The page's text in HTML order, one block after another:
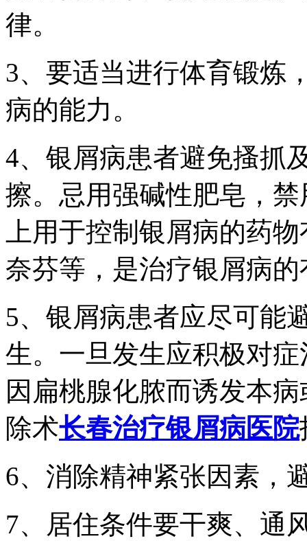
律。
3、要适当进行体育锻炼
病的能力。
4、银屑病患者避免搔抓
擦。忌用强碱性肥皂，
上用于控制银屑病的药
奈芬等，是治疗银屑病
5、银屑病患者应尽可能
生。一旦发生应积极对
因扁桃腺化脓而诱发本
除术长春治疗银屑病医院
6、消除精神紧张因素，
7、居住条件要干爽、通